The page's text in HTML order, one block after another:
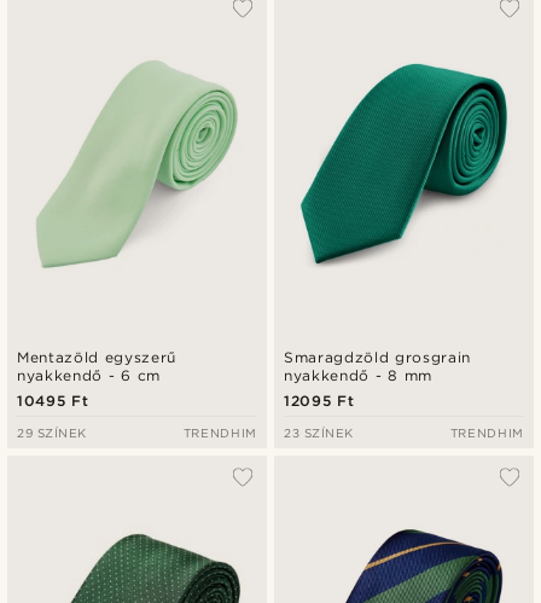
Mentazöld egyszerű
nyakkendő - 6 cm
10495 Ft
29 SZÍNEK TRENDHIM
Smaragdzöld grosgrain
nyakkendő - 8 mm
12095 Ft
23 SZÍNEK TRENDHIM